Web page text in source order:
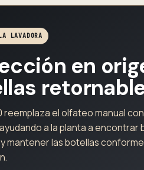
LAVADORA
en
reemplaza el olfateo manual
a la planta a encontrar
mantener las botellas